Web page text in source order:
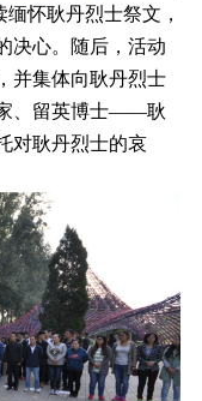
怀耿丹烈士祭文，
决心。随后，活动
并集体向耿丹烈士
、留英博士――耿
对耿丹烈士的哀